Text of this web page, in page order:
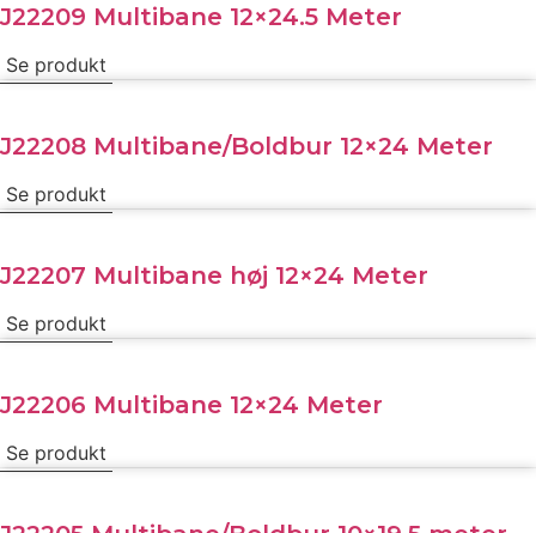
J22209 Multibane 12×24.5 Meter
Se produkt
J22208 Multibane/Boldbur 12×24 Meter
Se produkt
J22207 Multibane høj 12×24 Meter
Se produkt
J22206 Multibane 12×24 Meter
Se produkt